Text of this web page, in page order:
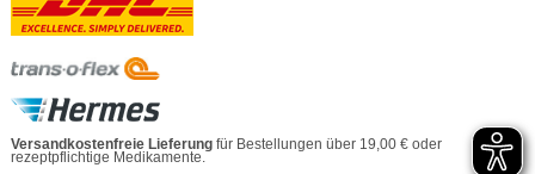
Versandkostenfreie Lieferung für Bestellungen über 19,00 € oder
rezeptpflichtige Medikamente.